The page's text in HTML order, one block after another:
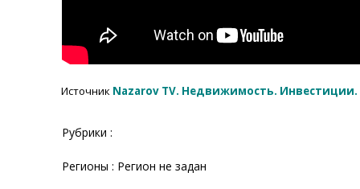
Источник Nazarov TV. Недвижимость. Инвестиции.
Рубрики :
Регионы : Регион не задан